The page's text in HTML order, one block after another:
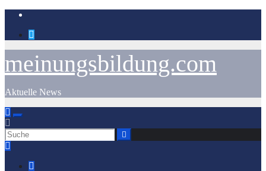
Zum
springen
meinungsbildung.com
Aktuelle News